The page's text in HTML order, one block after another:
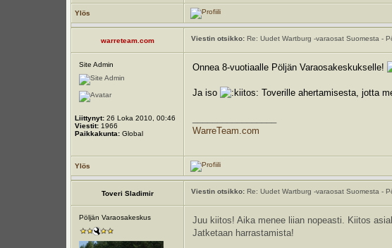
Ylös
warreteam.com Viestin otsikko: Re: Uudet Wartburg -varaosat Suomesta -
Site Admin
Liittynyt: 26 Loka 2010, 00:46
Viestit: 1966
Paikkakunta: Global
Onnea 8-vuotiaalle Pöljän Varaosakeskukselle!
Ja iso Toverille ahertamisesta, jotta
WarreTeam.com
Ylös
Toveri Sladimir Viestin otsikko: Re: Uudet Wartburg -varaosat Suomesta -
Pöljän Varaosakeskus
Juu kiitos! Aika menee liian nopeasti. Kiitos
Jatketaan harrastamista!